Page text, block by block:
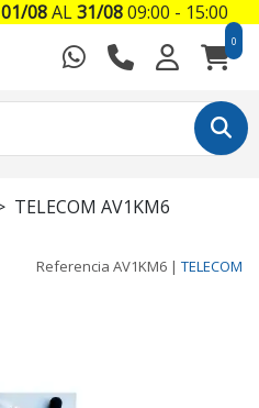
0
TELECOM AV1KM6
Referencia AV1KM6 | TELECOM
01/08AL31/0809:00 - 15:00